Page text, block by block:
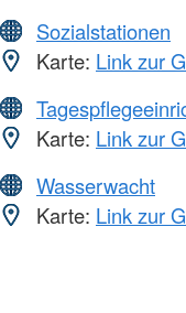
Sozialstationen
Karte: Link zur
Karte: Link zur
Wasserwacht
Karte: Link zur